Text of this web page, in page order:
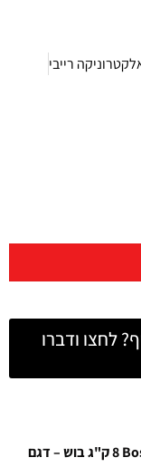
רייבי
לחצו ודברו
מכונת כביסה ‏פתח קידמי Bosch WAN28282GB ‏8 ‏ק"ג בוש – דגם